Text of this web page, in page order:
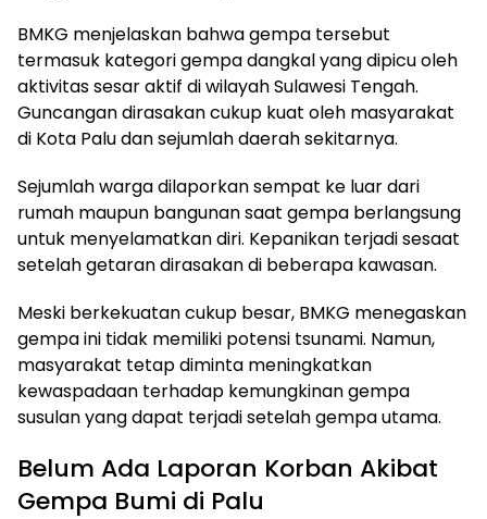
BMKG menjelaskan bahwa gempa tersebut
termasuk kategori gempa dangkal yang dipicu oleh
aktivitas sesar aktif di wilayah Sulawesi Tengah.
Guncangan dirasakan cukup kuat oleh masyarakat
di Kota Palu dan sejumlah daerah sekitarnya.
Sejumlah warga dilaporkan sempat ke luar dari
rumah maupun bangunan saat gempa berlangsung
untuk menyelamatkan diri. Kepanikan terjadi sesaat
setelah getaran dirasakan di beberapa kawasan.
Meski berkekuatan cukup besar, BMKG menegaskan
gempa ini tidak memiliki potensi tsunami. Namun,
masyarakat tetap diminta meningkatkan
kewaspadaan terhadap kemungkinan gempa
susulan yang dapat terjadi setelah gempa utama.
Belum Ada Laporan Korban Akibat
Gempa Bumi di Palu